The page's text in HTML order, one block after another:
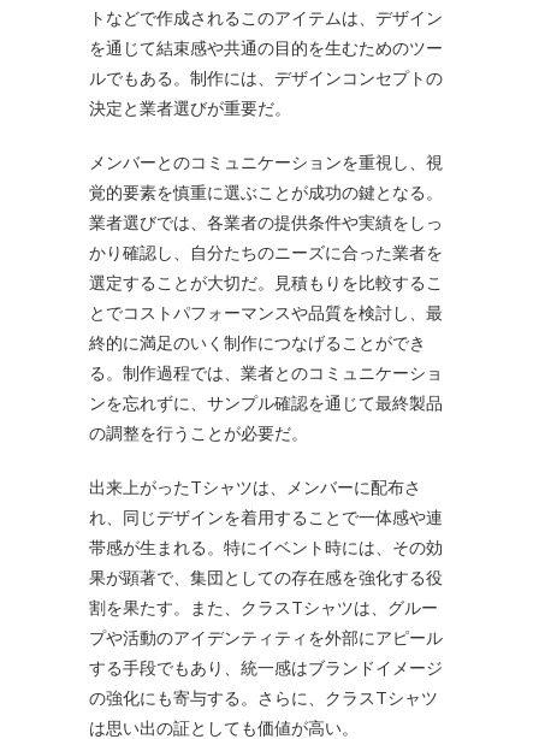
トなどで作成されるこのアイテムは、デザイン
を通じて結束感や共通の目的を生むためのツー
ルでもある。制作には、デザインコンセプトの
決定と業者選びが重要だ。
メンバーとのコミュニケーションを重視し、視
覚的要素を慎重に選ぶことが成功の鍵となる。
業者選びでは、各業者の提供条件や実績をしっ
かり確認し、自分たちのニーズに合った業者を
選定することが大切だ。見積もりを比較するこ
とでコストパフォーマンスや品質を検討し、最
終的に満足のいく制作につなげることができ
る。制作過程では、業者とのコミュニケーショ
ンを忘れずに、サンプル確認を通じて最終製品
の調整を行うことが必要だ。
出来上がったTシャツは、メンバーに配布さ
れ、同じデザインを着用することで一体感や連
帯感が生まれる。特にイベント時には、その効
果が顕著で、集団としての存在感を強化する役
割を果たす。また、クラスTシャツは、グルー
プや活動のアイデンティティを外部にアピール
する手段でもあり、統一感はブランドイメージ
の強化にも寄与する。さらに、クラスTシャツ
は思い出の証としても価値が高い。